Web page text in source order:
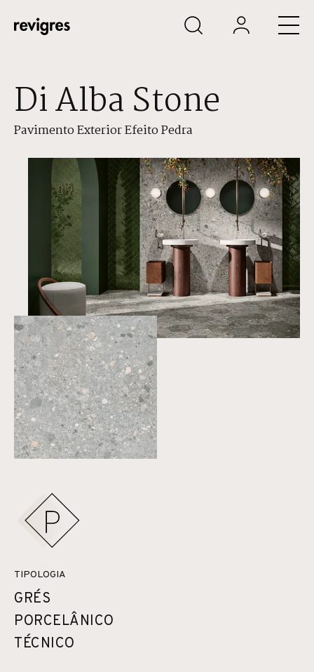
Saltar para o conteúdo principal
Di Alba Stone
Pavimento Exterior Efeito Pedra
TIPOLOGIA
GRÉS
PORCELÂNICO
TÉCNICO